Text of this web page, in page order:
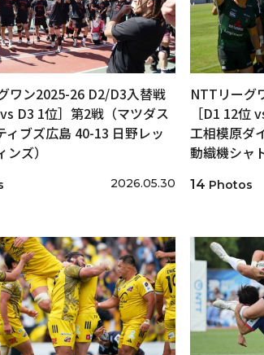
ワン2025-26 D2/D3入替戦
vs D3 1位］第2戦（マツダス
ィブズ広島 40-13 日野レッ
ズ）
2026.05.30
NTTリーグ
［D1 12位
工相模原ダ
動織機シャ
14 Photos